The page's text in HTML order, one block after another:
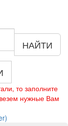
НАЙТИ
то заполните
нужные Вам